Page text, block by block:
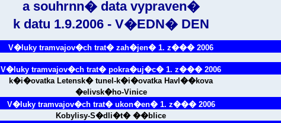
a souhrnn� data vypraven�
k datu 1.9.2006 - V�EDN� DEN
V�luky tramvajov�ch trat� zah�jen� 1. z��� 2006
V�luky tramvajov�ch trat� pokra�uj�c� 1. z��� 2006
k�i�ovatka Letensk� tunel-k�i�ovatka Havl��kova
�elivsk�ho-Vinice
V�luky tramvajov�ch trat� ukon�en� 1. z��� 2006
Kobylisy-S�dli�t� ��blice